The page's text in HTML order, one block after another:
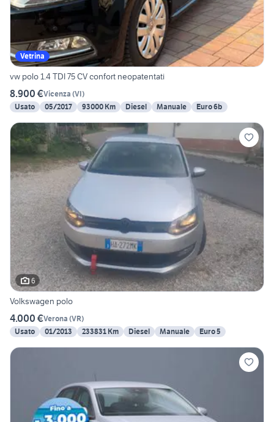
Vetrina
vw polo 1.4 TDI 75 CV confort neopatentati
8.900 €Vicenza (VI)
Usato
05/2017 93000 Km Diesel Manuale Euro 6b
6
Volkswagen polo
4.000 €Verona (VR)
Usato
01/2013 233831 Km Diesel Manuale Euro 5